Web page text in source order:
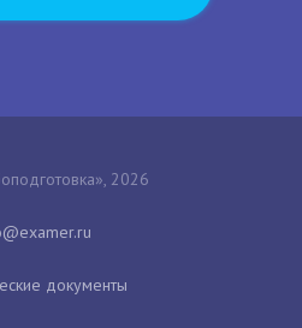
2026
документы